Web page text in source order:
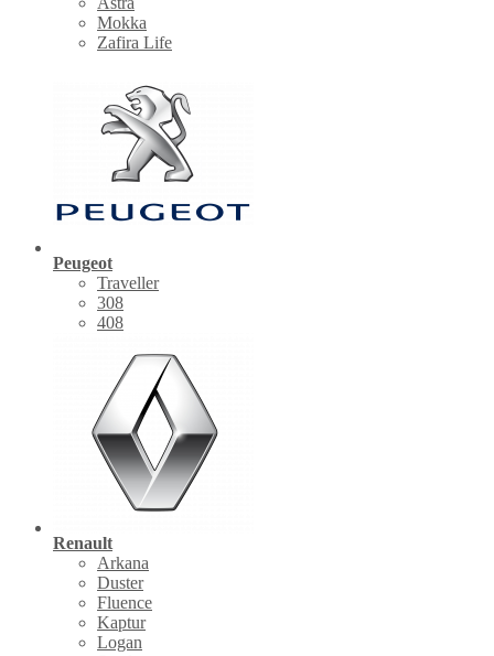
Mokka
Zafira Life
Peugeot
Traveller
308
408
Renault
Arkana
Duster
Fluence
Kaptur
Logan